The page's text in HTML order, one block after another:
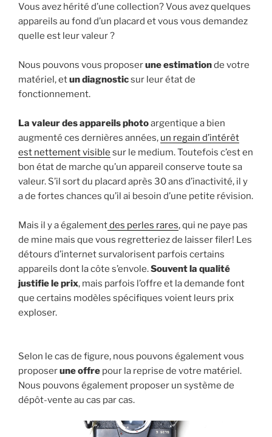
Vous avez hérité d’une collection? Vous avez quelques
appareils au fond d’un placard et vous vous demandez
quelle est leur valeur ?
Nous pouvons vous proposerune estimationde votre
matériel, etun diagnosticsur leur état de
fonctionnement.
La valeur des appareils photoargentique a bien
augmenté ces dernières années, un regain d’intérêt
est nettement visible sur le medium. Toutefois c’est en
bon état de marche qu’un appareil conserve toute sa
valeur. S’il sort du placard après 30 ans d’inactivité, il y
a de fortes chances qu’il ai besoin d’une petite révision.
Mais il y a égalementdes perles rares, qui ne paye pas
de mine mais que vous regretteriez de laisser filer! Les
détours d’internet survalorisent parfois certains
appareils dont la côte s’envole.Souvent la qualité
justifie le prix, mais parfois l’offre et la demande font
que certains modèles spécifiques voient leurs prix
exploser.
Selon le cas de figure, nous pouvons également vous
proposerune offre pour la reprise de votre matériel.
Nous pouvons également proposer un système de
dépôt-vente au cas par cas.